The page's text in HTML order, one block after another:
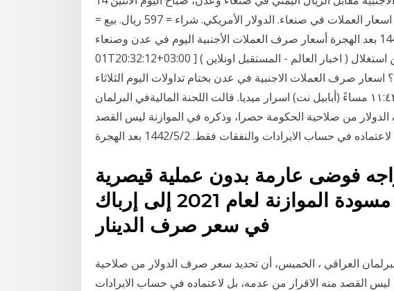
ديسمبر 2020 م والتي جاءت كالآتي : اسعار العملات في صنعاء. الدولار الأمريكي. شراء = 597 ريال. بيع =
600 25‏‏/5‏‏/1442 بعد الهجرة أسعار صرف العملات الأجنبية اليوم في عدن وصنعاء [74 قراءة 2021-01-
01T20:32:12+03:00 ] ( اخبار العالم - المستقبل اونلاين ) التالي: تعرف كيف تمكنت الصين من استغلال
اسعار صرف العملات الاجنبية في عدن بختام تداولات اليوم الثلاثاء
الثلاثاء ، ٢٩ ديسمبر ٢٠٢٠ الساعة ١١:٤٣ مساءً (أبابيل نت) اسرار ميديا. قالت اللجنة الماليةفي البرلمان
من صلاحية الحكومة حصرا، وذكره في الموازنة ليس القصد
في حساب الايرادات والنفقات فقط. 2‏‏/5‏‏/1442 بعد الهجرة
فوضى عارمة بدون عملية قيصرية
للإصلاح أدى تسريب مسودة الموازنة لعام 2021 إلى إرباك
في سعر صرف الدينار
العراقي ، الخميس، أن تحديد سعر صرف الدولار من صلاحية
القصد منه الاقرار من عدمه، بل لاعتماده في حساب الايرادات